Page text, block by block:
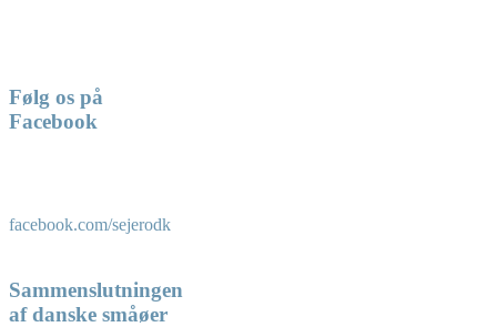
Følg os på
Facebook
facebook.com/sejerodk
Sammenslutningen
af danske småøer